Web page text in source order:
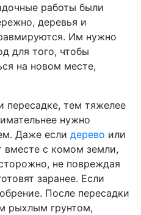
работы были
деревья и
Им нужно
для того, чтобы
на новом месте,
пересадке, тем тяжелее
нужно
Даже если дерево или
вместе с комом земли,
не повреждая
заранее. Если
После пересадки
рыхлым грунтом,